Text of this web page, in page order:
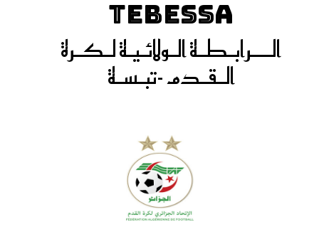
TEBESSA
الـــرابـطـة الـولائـيـة لـكـرة
الـقـدم -تبـسـة